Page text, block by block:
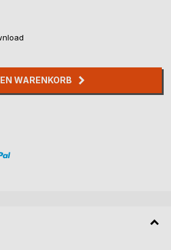
WARENKORB